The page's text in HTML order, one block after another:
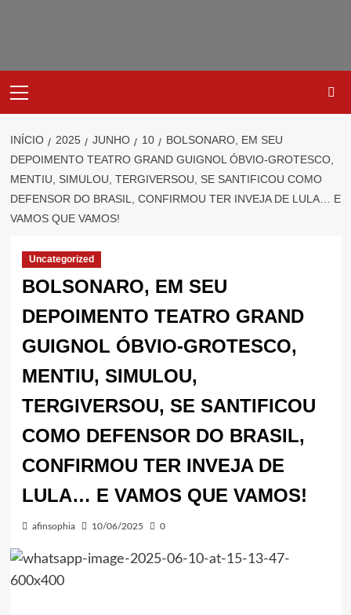
Menu
INÍCIO 2025 JUNHO 10
BOLSONARO, EM SEU
DEPOIMENTO TEATRO GRAND GUIGNOL ÓBVIO-GROTESCO,
MENTIU, SIMULOU, TERGIVERSOU, SE SANTIFICOU COMO
DEFENSOR DO BRASIL, CONFIRMOU TER INVEJA DE LULA… E
VAMOS QUE VAMOS!
Uncategorized
BOLSONARO, EM SEU
DEPOIMENTO TEATRO GRAND
GUIGNOL ÓBVIO-GROTESCO,
MENTIU, SIMULOU,
TERGIVERSOU, SE SANTIFICOU
COMO DEFENSOR DO BRASIL,
CONFIRMOU TER INVEJA DE
LULA… E VAMOS QUE VAMOS!
afinsophia 10/06/2025 0